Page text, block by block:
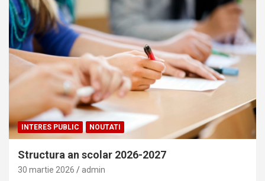
INTERES PUBLIC NOUTATI
Structura an scolar 2026-2027
30 martie 2026 admin